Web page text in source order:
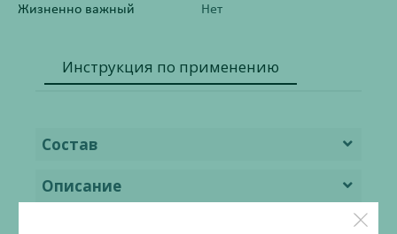
Жизненно важный
Нет
Инструкция по применению
Состав
Описание